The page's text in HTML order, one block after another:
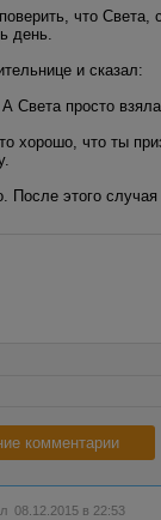
что
день.
и сказал:
Света просто
хорошо, что ты
этого
комментарии
08.12.2015 в 22:53